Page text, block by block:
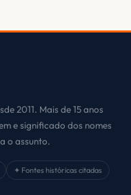
2011. Mais de 15 anos
e significado dos nomes
o assunto.
✦ Fontes históricas citadas